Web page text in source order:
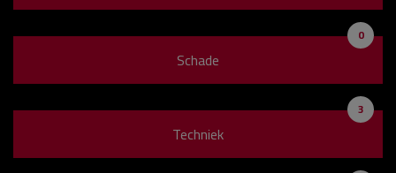
Schade
0
Techniek
3